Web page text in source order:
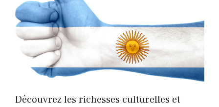
Découvrez les richesses culturelles et